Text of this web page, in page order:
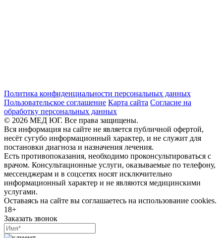
Политика конфиденциальности персональных данных
Пользовательское соглашение Карта сайта Согласие на
обработку персональных данных
© 2026 МЕД ЮГ. Все права защищены.
Вся информация на сайте не является публичной офертой,
несёт сугубо информационный характер, и не служит для
постановки диагноза и назначения лечения.
Есть противопоказания, необходимо проконсультироваться с
врачом. Консультационные услуги, оказываемые по телефону,
мессенджерам и в соцсетях носят исключительно
информационный характер и не являются медицинскими
услугами.
Оставаясь на сайте вы соглашаетесь на использование cookies.
18+
Заказать звонок